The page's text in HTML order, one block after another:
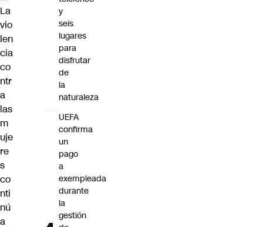
La
vio
len
cia
co
ntr
a
las
m
uje
re
s
co
nti
nú
a
y
seis
lugares
para
disfrutar
de
la
naturaleza
UEFA
confirma
un
pago
a
exempleada
durante
la
gestión